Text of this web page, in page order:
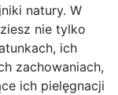
natury. W
nie tylko
ich
zachowaniach,
ich pielęgnacji